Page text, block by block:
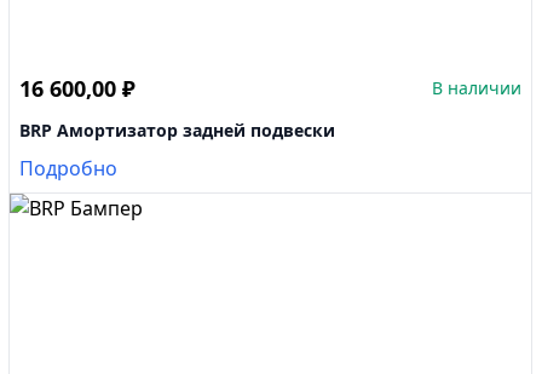
16 600,00 ₽
В наличии
BRP Амортизатор задней подвески
Подробно